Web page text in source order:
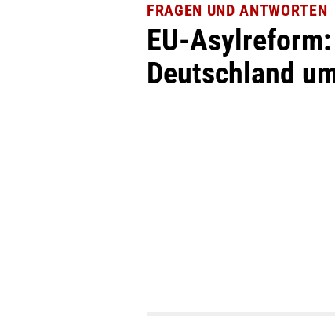
FRAGEN UND ANTWORTEN
EU-
Deutschland